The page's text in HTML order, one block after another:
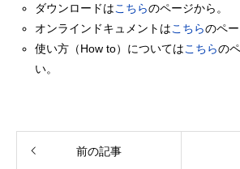
ダウンロードはこちらのページから。
オンラインドキュメントはこちらのペ
使い方（How to）についてはこちらの
い。
前の記事